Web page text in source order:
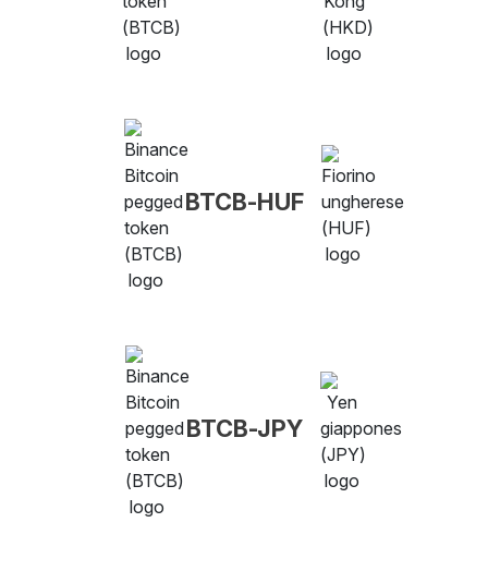
BTCB-HUF
BTCB-JPY